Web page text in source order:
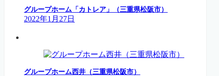
グループホーム「カトレア」（三重県松阪市）
2022年1月27日
グループホーム西井（三重県松阪市）